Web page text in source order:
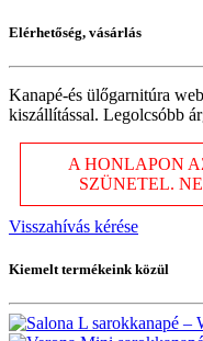
Elérhetőség, vásárlás
Kanapé-és ülőgarnitúra
kiszállítással. Legolcsóbb
A HONLAPON
SZÜNETEL.
Visszahívás kérése
Kiemelt termékeink közül